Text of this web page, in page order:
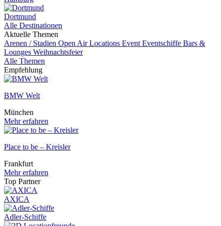
Dortmund
Alle Destinationen
Aktuelle Themen
Arenen / Stadien Open Air Locations Event Eventschiffe Bars &
Lounges Weihnachtsfeier
Alle Themen
Empfehlung
BMW Welt
München
Mehr erfahren
Place to be – Kreisler
Frankfurt
Mehr erfahren
Top Partner
AXICA
Adler-Schiffe